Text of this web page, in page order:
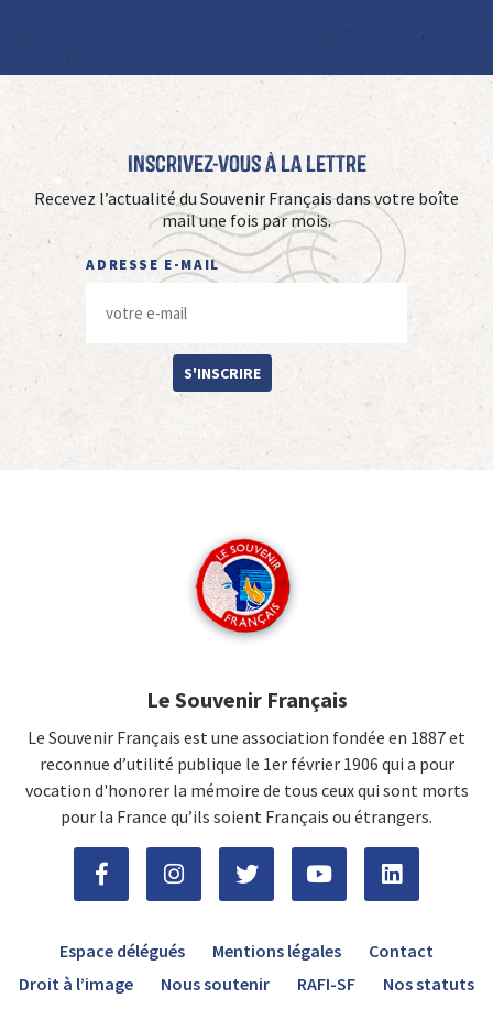
Inscrivez-vous à La Lettre
Recevez l’actualité du Souvenir Français dans votre boîte
mail une fois par mois.
ADRESSE E-MAIL
S'INSCRIRE
Le Souvenir Français
Le Souvenir Français est une association fondée en 1887 et
reconnue d’utilité publique le 1er février 1906 qui a pour
vocation d'honorer la mémoire de tous ceux qui sont morts
pour la France qu’ils soient Français ou étrangers.
Espace délégués Mentions légales
Contact
Droit à l’image
Nous soutenir RAFI-SF Nos statuts